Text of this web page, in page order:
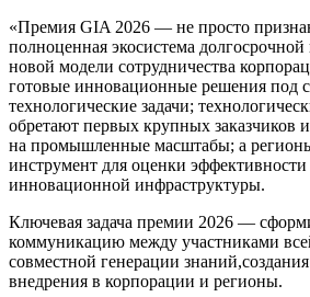
«Премия GIA 2026 — не просто
полноценная экосистема
новой модели сотрудничества
готовые инновационные решения под
технологические задачи;
обретают первых крупных заказчиков
на промышленные масштабы; а
инструмент для оценки
инновационной инфраструктуры.
Ключевая задача премии 2026 —
коммуникацию между участниками
совместной генерации знаний,
внедрения в корпорации и регионы.